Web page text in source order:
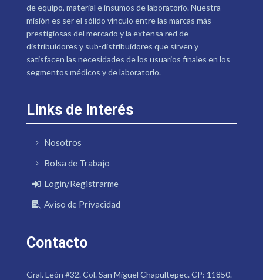
de equipo, material e insumos de laboratorio. Nuestra
misión es ser el sólido vínculo entre las marcas más
prestigiosas del mercado y la extensa red de
distribuidores y sub-distribuidores que sirven y
satisfacen las necesidades de los usuarios finales en los
segmentos médicos y de laboratorio.
Links de Interés
Nosotros
Bolsa de Trabajo
Login/Registrarme
Aviso de Privacidad
Contacto
Gral. León #32. Col. San Miguel Chapultepec. CP: 11850.